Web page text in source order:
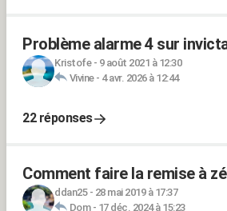
Problème alarme 4 sur
Kristofe- 9 août 2021 à 12:30
Vivine- 4 avr. 2026 à 12:44
22 réponses
Comment faire la remise à
ddan25- 28 mai 2019 à 17:37
Dom- 17 déc. 2024 à 15:23